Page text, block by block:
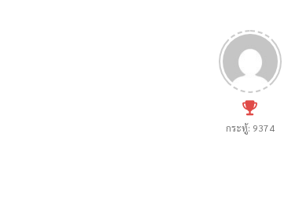
กระทู้: 9374